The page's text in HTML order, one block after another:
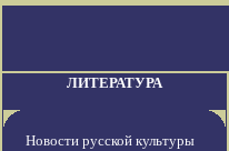
ЛИТЕРАТУРА
Новости русской культуры